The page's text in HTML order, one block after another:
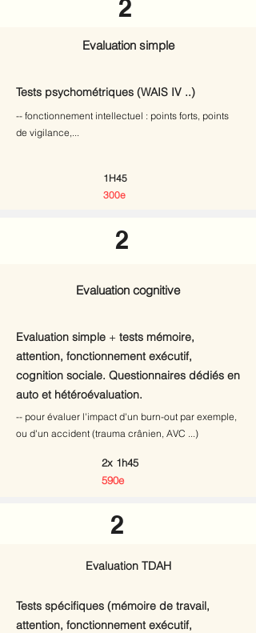
2
Evaluation simple
Tests psychométriques (WAIS IV ..)
-- fonctionnement intellectuel : points forts, points
de vigilance,...
1H45
300e
2
Evaluation cognitive
Evaluation simple + tests mémoire,
attention, fonctionnement exécutif,
cognition sociale. Questionnaires dédiés en
auto et hétéroévaluation.
-- pour évaluer l'impact d'un burn-out par exemple,
ou d'un accident (trauma crânien, AVC ...)
2x 1h45
590e
2
Evaluation TDAH
Tests spécifiques (mémoire de travail,
attention, fonctionnement exécutif,